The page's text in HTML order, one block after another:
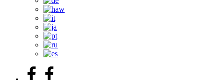
facebook.com